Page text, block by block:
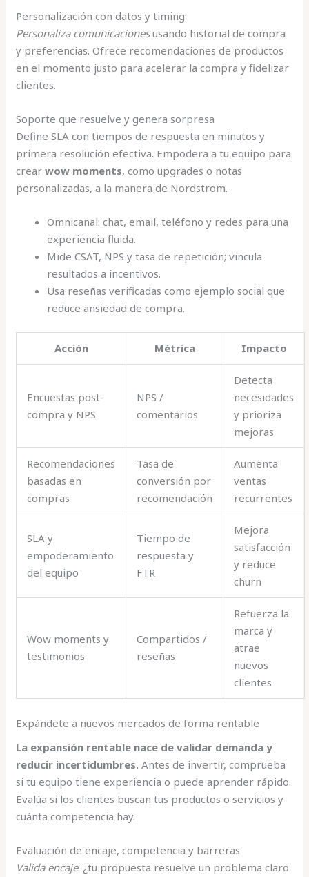
Personalización con datos y timing
Personaliza comunicacionesusando historial de compra
y preferencias. Ofrece recomendaciones de productos
en el momento justo para acelerar la compra y fidelizar
clientes.
Soporte que resuelve y genera sorpresa
Define SLA con tiempos de respuesta en minutos y
primera resolución efectiva. Empodera a tu equipo para
crearwow moments, como upgrades o notas
personalizadas, a la manera de Nordstrom.
Omnicanal: chat, email, teléfono y redes para una
experiencia fluida.
Mide CSAT, NPS y tasa de repetición; vincula
resultados a incentivos.
Usa reseñas verificadas como ejemplo social que
reduce ansiedad de compra.
Acción Métrica Impacto
Encuestas post-
compra y NPS
NPS /
comentarios
Detecta
necesidades
y prioriza
mejoras
Recomendaciones
basadas en
compras
Tasa de
conversión por
recomendación
Aumenta
ventas
recurrentes
SLA y
empoderamiento
del equipo
Tiempo de
respuesta y
FTR
Mejora
satisfacción
y reduce
churn
Wow moments y
testimonios
Compartidos /
reseñas
Refuerza la
marca y
atrae
nuevos
clientes
Expándete a nuevos mercados de forma rentable
La expansión rentable nace de validar demanda y
reducir incertidumbres. Antes de invertir, comprueba
si tu equipo tiene experiencia o puede aprender rápido.
Evalúa si los clientes buscan tus productos o servicios y
cuánta competencia hay.
Evaluación de encaje, competencia y barreras
Valida encaje: ¿tu propuesta resuelve un problema claro